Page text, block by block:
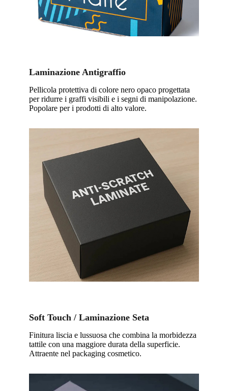
Laminazione Antigraffio
Pellicola protettiva di colore nero opaco progettata
per ridurre i graffi visibili e i segni di manipolazione.
Popolare per i prodotti di alto valore.
Soft Touch / Laminazione Seta
Finitura liscia e lussuosa che combina la morbidezza
tattile con una maggiore durata della superficie.
Attraente nel packaging cosmetico.